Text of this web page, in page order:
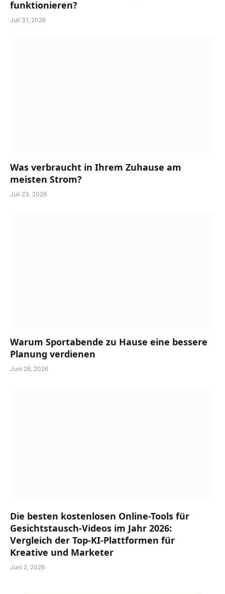
funktionieren?
Juli 31, 2026
Was verbraucht in Ihrem Zuhause am
meisten Strom?
Juli 23, 2026
Warum Sportabende zu Hause eine bessere
Planung verdienen
Juni 26, 2026
Die besten kostenlosen Online-Tools für
Gesichtstausch-Videos im Jahr 2026:
Vergleich der Top-KI-Plattformen für
Kreative und Marketer
Juni 2, 2026